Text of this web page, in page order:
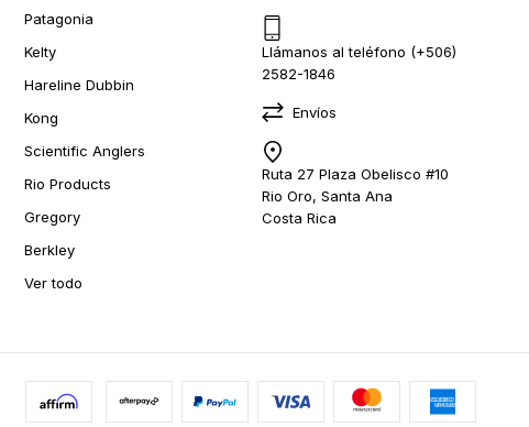
Patagonia
Kelty
Hareline Dubbin
Kong
Scientific Anglers
Rio Products
Gregory
Berkley
Ver todo
Llámanos al teléfono (+506)
2582-1846
Envíos
Ruta 27 Plaza Obelisco #10
Rio Oro, Santa Ana
Costa Rica